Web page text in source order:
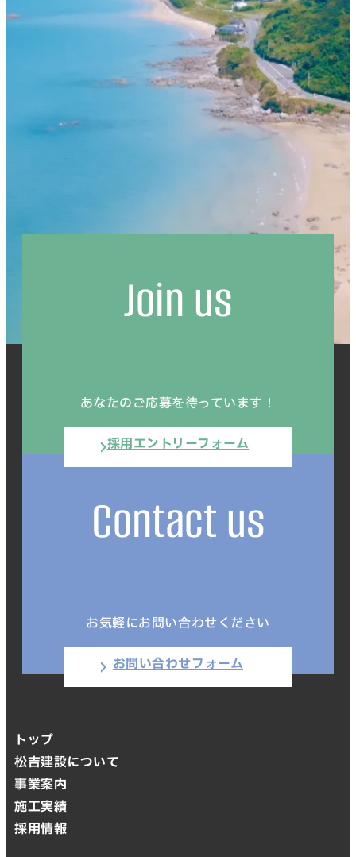
Join us
あなたのご応募を待っています！
採用エントリーフォーム
Contact us
お気軽にお問い合わせください
お問い合わせフォーム
トップ
松吉建設について
事業案内
施工実績
採用情報